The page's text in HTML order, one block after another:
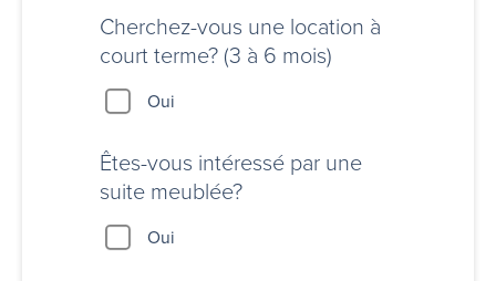
stationnement?
Cherchez-vous une location à
court terme? (3 à 6 mois)
Oui
Êtes-vous intéressé par une
suite meublée?
Oui